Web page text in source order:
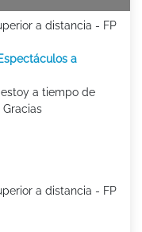
a distancia - FP
a
a tiempo de
a distancia - FP